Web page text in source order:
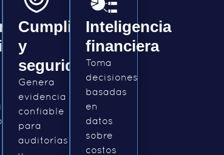
Cumplimiento
y
seguridad
Genera
evidencia
confiable
para
auditorías
Inteligencia
financiera
Toma
decisiones
basadas
en
datos
sobre
costos